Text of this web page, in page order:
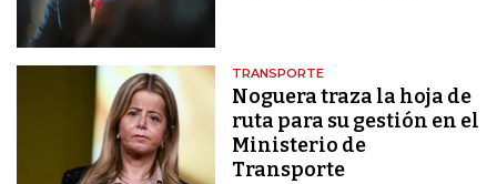
TRANSPORTE
Noguera traza la hoja de
ruta para su gestión en el
Ministerio de
Transporte